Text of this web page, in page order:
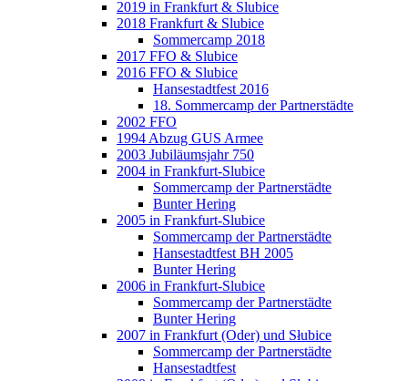
2019 in Frankfurt & Slubice
2018 Frankfurt & Slubice
Sommercamp 2018
2017 FFO & Slubice
2016 FFO & Slubice
Hansestadtfest 2016
18. Sommercamp der Partnerstädte
2002 FFO
1994 Abzug GUS Armee
2003 Jubiläumsjahr 750
2004 in Frankfurt-Slubice
Sommercamp der Partnerstädte
Bunter Hering
2005 in Frankfurt-Slubice
Sommercamp der Partnerstädte
Hansestadtfest BH 2005
Bunter Hering
2006 in Frankfurt-Slubice
Sommercamp der Partnerstädte
Bunter Hering
2007 in Frankfurt (Oder) und Słubice
Sommercamp der Partnerstädte
Hansestadtfest